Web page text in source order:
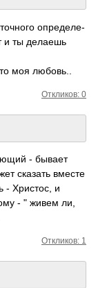
опре­деле­
и ты делаешь
моя любо­вь..
Откликов: 0
- бывает
сказать вместе
- Христос, и
- " живем ли,
Откликов: 1